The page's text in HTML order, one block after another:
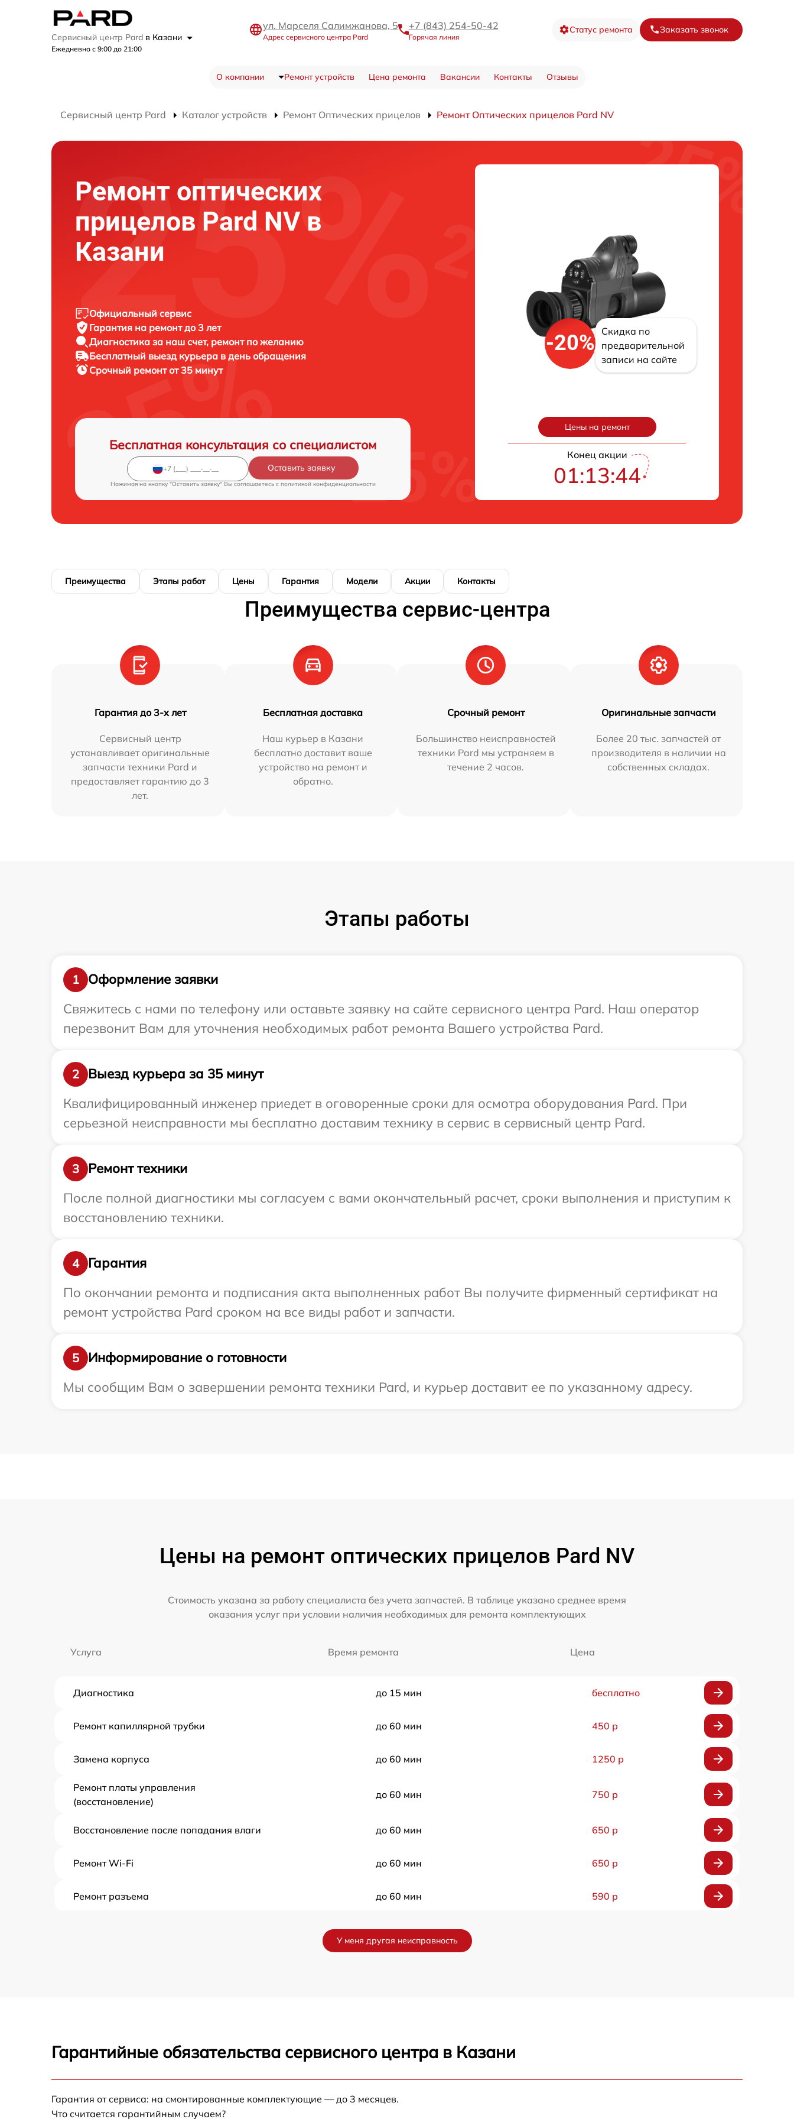
Сервисный центр Pard в Казани
Ежедневно с 9:00 до 21:00
ул. Марселя Салимжанова, 5
Адрес сервисного центра Pard
+7 (843) 254-50-42
Горячая линия
Статус ремонта Заказать звонок
О компании Ремонт устройств Цена ремонта Вакансии Контакты Отзывы
Сервисный центр Pard Каталог устройств Ремонт Оптических прицелов Ремонт Оптических прицелов Pard NV
Ремонт оптических
прицелов Pard NV в
Казани
Официальный сервис
Гарантия на ремонт до 3 лет
Диагностика за наш счет, ремонт по желанию
Бесплатный выезд курьера в день обращения
Срочный ремонт от 35 минут
Бесплатная консультация со специалистом
Оставить заявку
Нажимая на кнопку "Оставить заявку" Вы соглашаетесь c политикой конфиденциальности
-20%
Скидка по
предварительной
записи на сайте
Цены на ремонт
Конец акции
01:13:43
Преимущества Этапы работ Цены Гарантия Модели Акции Контакты
Преимущества сервис-центра
Гарантия до 3-х лет
Сервисный центр
устанавливает оригинальные
запчасти техники Pard и
предоставляет гарантию до 3
лет.
Бесплатная доставка
Наш курьер в Казани
бесплатно доставит ваше
устройство на ремонт и
обратно.
Срочный ремонт
Большинство неисправностей
техники Pard мы устраняем в
течение 2 часов.
Оригинальные запчасти
Более 20 тыс. запчастей от
производителя в наличии на
собственных складах.
Этапы работы
1
Оформление заявки
Свяжитесь с нами по телефону или оставьте заявку на сайте сервисного центра Pard. Наш оператор
перезвонит Вам для уточнения необходимых работ ремонта Вашего устройства Pard.
2
Выезд курьера за 35 минут
Квалифицированный инженер приедет в оговоренные сроки для осмотра оборудования Pard. При
серьезной неисправности мы бесплатно доставим технику в сервис в сервисный центр Pard.
3
Ремонт техники
После полной диагностики мы согласуем с вами окончательный расчет, сроки выполнения и приступим к
восстановлению техники.
4
Гарантия
По окончании ремонта и подписания акта выполненных работ Вы получите фирменный сертификат на
ремонт устройства Pard сроком на все виды работ и запчасти.
5
Информирование о готовности
Мы сообщим Вам о завершении ремонта техники Pard, и курьер доставит ее по указанному адресу.
Цены на ремонт оптических прицелов Pard NV
Стоимость указана за работу специалиста без учета запчастей. В таблице указано среднее время
оказания услуг при условии наличия необходимых для ремонта комплектующих
Услуга Время ремонта Цена
Диагностика до 15 мин бесплатно
Ремонт капиллярной трубки до 60 мин 450 р
Замена корпуса до 60 мин 1250 р
Ремонт платы управления
(восстановление)
до 60 мин 750 р
Восстановление после попадания влаги до 60 мин 650 р
Ремонт Wi-Fi до 60 мин 650 р
Ремонт разъема до 60 мин 590 р
до 60 мин
Замена процессора до 60 мин
Замена аккумулятора до 60 мин
У меня другая неисправность
Гарантийные обязательства сервисного центра в Казани
Гарантия от сервиса: на смонтированные комплектующие — до 3 месяцев.
Что считается гарантийным случаем?